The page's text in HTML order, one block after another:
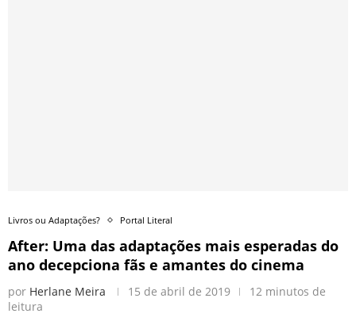
Livros ou Adaptações? Portal Literal
After: Uma das adaptações mais esperadas do
ano decepciona fãs e amantes do cinema
por Herlane Meira 15 de abril de 2019
12 minutos de
leitura